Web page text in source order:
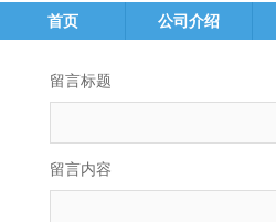
首页 公司介绍
留言标题
留言内容